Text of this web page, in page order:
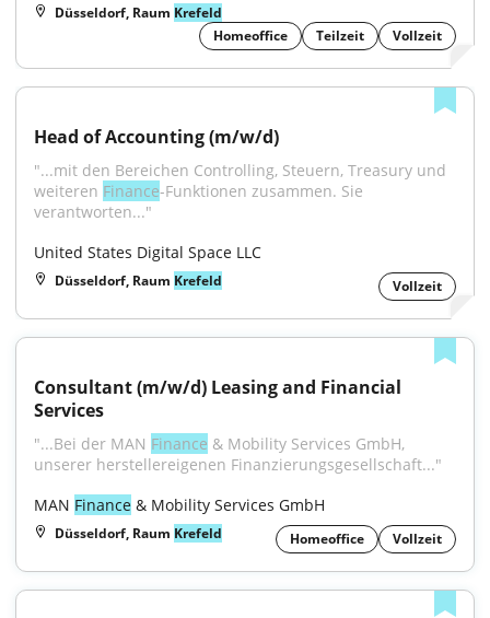
Düsseldorf, Raum Krefeld
Homeoffice
Teilzeit Vollzeit
Head of Accounting (m/w/d)
"...mit den Bereichen Controlling, Steuern, Treasury und
weiteren Finance-Funktionen zusammen. Sie
verantworten..."
United States Digital Space LLC
Düsseldorf, Raum Krefeld Vollzeit
Consultant (m/w/d) Leasing and Financial
Services
"...Bei der MAN Finance & Mobility Services GmbH,
unserer herstellereigenen Finanzierungsgesellschaft..."
MAN Finance & Mobility Services GmbH
Düsseldorf, Raum Krefeld Homeoffice Vollzeit